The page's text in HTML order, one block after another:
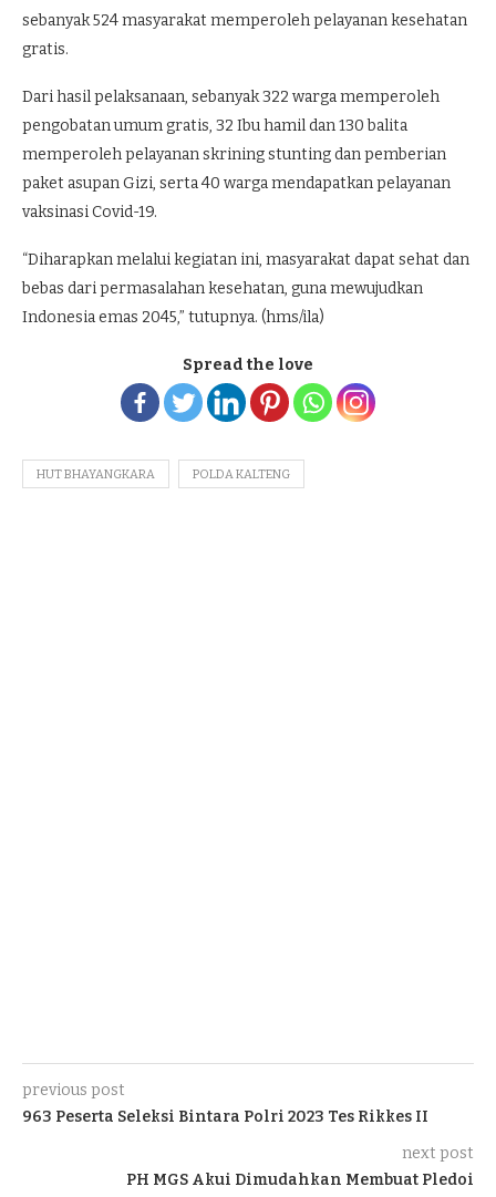
sebanyak 524 masyarakat memperoleh pelayanan kesehatan
gratis.
Dari hasil pelaksanaan, sebanyak 322 warga memperoleh
pengobatan umum gratis, 32 Ibu hamil dan 130 balita
memperoleh pelayanan skrining stunting dan pemberian
paket asupan Gizi, serta 40 warga mendapatkan pelayanan
vaksinasi Covid-19.
“Diharapkan melalui kegiatan ini, masyarakat dapat sehat dan
bebas dari permasalahan kesehatan, guna mewujudkan
Indonesia emas 2045,” tutupnya. (hms/ila)
Spread the love
HUT BHAYANGKARA POLDA KALTENG
previous post
963 Peserta Seleksi Bintara Polri 2023 Tes Rikkes II
next post
PH MGS Akui Dimudahkan Membuat Pledoi